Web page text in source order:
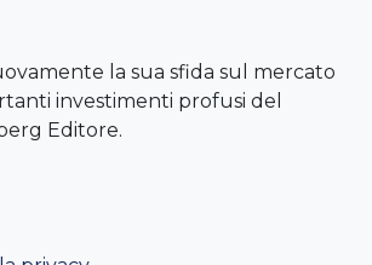
la sua sfida sul mercato
investimenti profusi del
Editore.